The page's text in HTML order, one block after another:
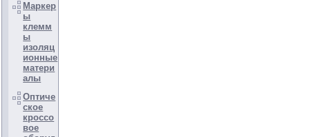
Маркер
ы
клемм
ы
изоляц
ионные
матери
алы
Оптиче
ское
кроссо
вое